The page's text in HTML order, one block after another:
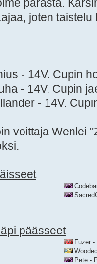
parasta.
joten
- 14V. Cupin
- 14V. Cupin
- 14V.
voittaja Wenlei
päässeet
Fuzer -
Pete -